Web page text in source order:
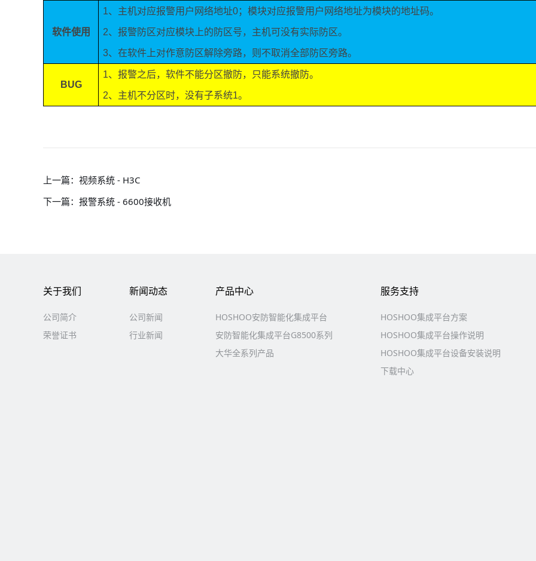
软件使用
1、主机对应报警用户网络地址0；模块对应报警用户网络地址为模块的地址码。
2、报警防区对应模块上的防区号，主机可没有实际防区。
3、在软件上对作意防区解除旁路，则不取消全部防区旁路。
BUG
1、报警之后，软件不能分区撤防，只能系统撤防。
2、主机不分区时，没有子系统1。
上一篇： 视频系统 - H3C
下一篇： 报警系统 - 6600接收机
关于我们
公司简介
荣誉证书
新闻动态
公司新闻
行业新闻
产品中心
HOSHOO安防智能化集成平台
安防智能化集成平台G8500系列
大华全系列产品
服务支持
HOSHOO集成平台方案
HOSHOO集成平台操作说明
HOSHOO集成平台设备安装说明
下载中心